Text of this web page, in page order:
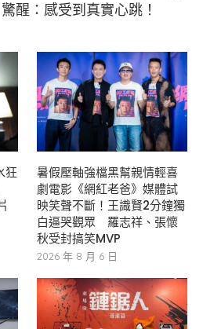
醒：感受到真實心跳！
狂
暑假壓軸強檔黑幫親情輕喜
劇電影《網紅老爸》媒體試
映笑聲不斷！王識賢2分鐘獨
白逼哭觀眾 羅志祥、張懷
秋受封搞笑MVP
2026 年 8 月 6 日